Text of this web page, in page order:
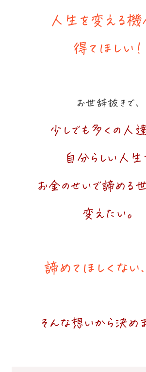
人生を変える機
得てほしい！
お世辞抜きで、
少しでも多くの人
自分らしい人生
お金のせいで諦める
変えたい。
諦めてほしくな
そんな想いから決めま